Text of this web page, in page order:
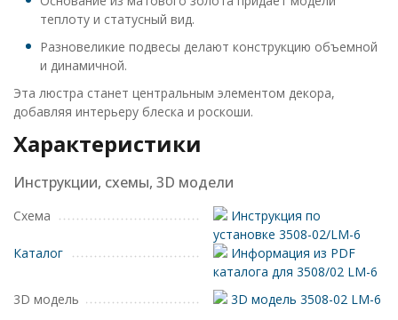
теплоту и статусный вид.
Разновеликие подвесы делают конструкцию объемной
и динамичной.
Эта люстра станет центральным элементом декора,
добавляя интерьеру блеска и роскоши.
Характеристики
Инструкции, схемы, 3D модели
Схема
Инструкция по
установке 3508-02/LM-6
Каталог
Информация из PDF
каталога для 3508/02 LM-6
3D модель
3D модель 3508-02 LM-6